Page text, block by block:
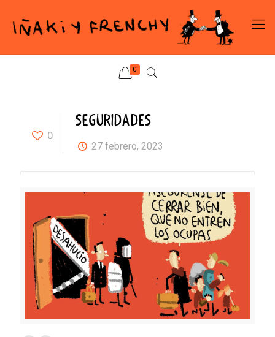
0
0
SEGURIDADES
27 febrero, 2023